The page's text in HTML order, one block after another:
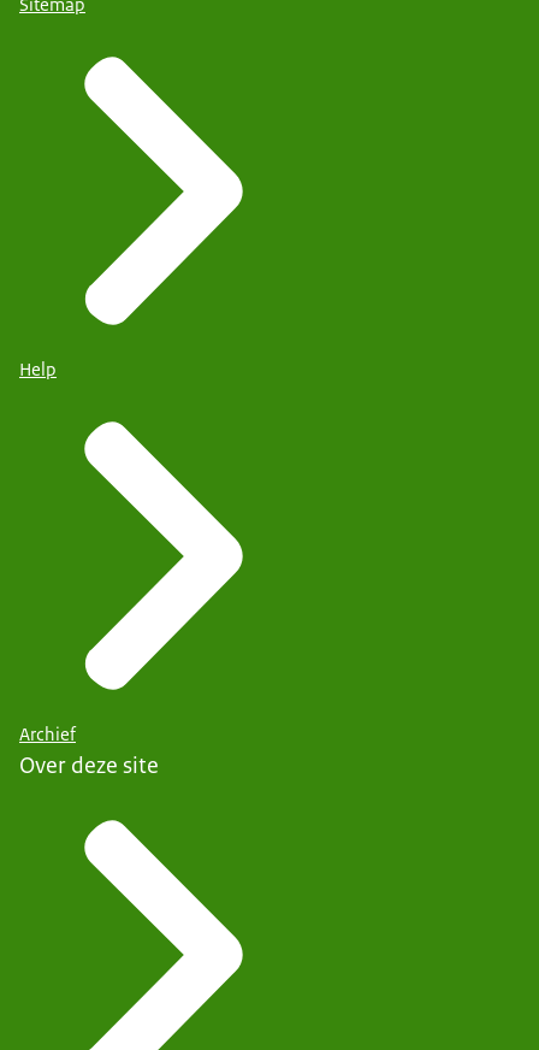
Sitemap
Help
Archief
Over deze site